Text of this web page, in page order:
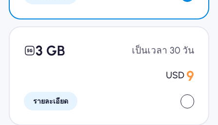
3 GB เป็นเวลา 30 วัน
USD 9
รายละเอียด